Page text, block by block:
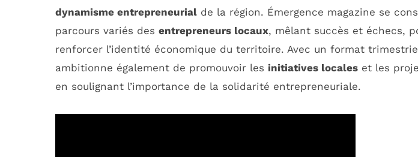
dynamisme entrepreneurial de la région. Émergence magazine se
parcours variés des entrepreneurs locaux, mêlant succès et échecs,
renforcer l’identité économique du territoire. Avec un format
ambitionne également de promouvoir les initiatives locales et les
en soulignant l’importance de la solidarité entrepreneuriale.